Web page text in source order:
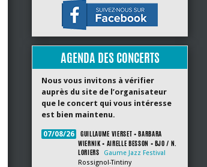
AGENDA DES CONCERTS
Nous vous invitons à vérifier
auprès du site de l’organisateur
que le concert qui vous intéresse
est bien maintenu.
07/08/26
GUILLAUME VIERSET + BARBARA
WIERNIK + AIRELLE BESSON + BJO / N.
LORIERS
Gaume Jazz Festival
Rossignol-Tintiny